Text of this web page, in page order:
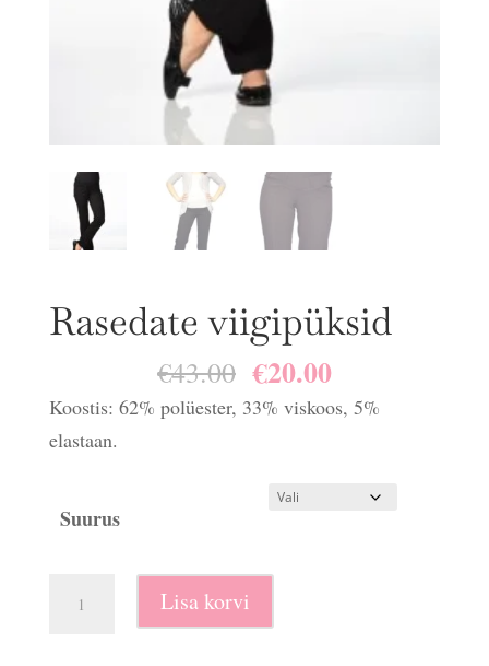
Rasedate viigipüksid
€43.00 Algne
hind
€20.00Praegune
hind
Koostis: 62% polüester, 33% viskoos, 5%
elastaan.
Suurus
Lisa korvi